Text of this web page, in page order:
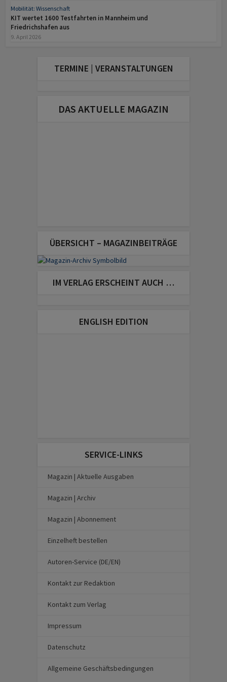
Mobilität: Wissenschaft
KIT wertet 1600 Testfahrten in Mannheim und
Friedrichshafen aus
9. April 2026
TERMINE | VERANSTALTUNGEN
DAS AKTUELLE MAGAZIN
ÜBERSICHT – MAGAZINBEITRÄGE
IM VERLAG ERSCHEINT AUCH …
ENGLISH EDITION
SERVICE-LINKS
Magazin | Aktuelle Ausgaben
Magazin | Archiv
Magazin | Abonnement
Einzelheft bestellen
Autoren-Service (DE/EN)
Kontakt zur Redaktion
Kontakt zum Verlag
Impressum
Datenschutz
Allgemeine Geschäftsbedingungen